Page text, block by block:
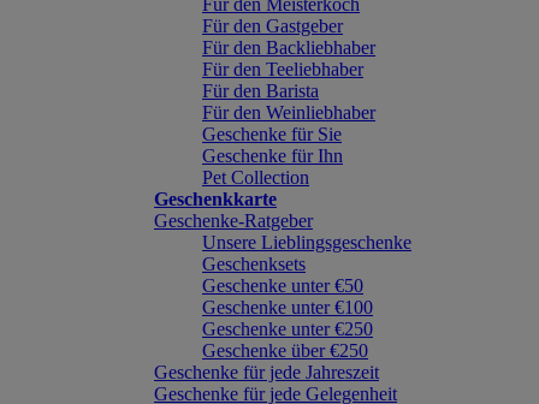
Für den Meisterkoch
Für den Gastgeber
Für den Backliebhaber
Für den Teeliebhaber
Für den Barista
Für den Weinliebhaber
Geschenke für Sie
Geschenke für Ihn
Pet Collection
Geschenkkarte
Geschenke-Ratgeber
Unsere Lieblingsgeschenke
Geschenksets
Geschenke unter €50
Geschenke unter €100
Geschenke unter €250
Geschenke über €250
Geschenke für jede Jahreszeit
Geschenke für jede Gelegenheit